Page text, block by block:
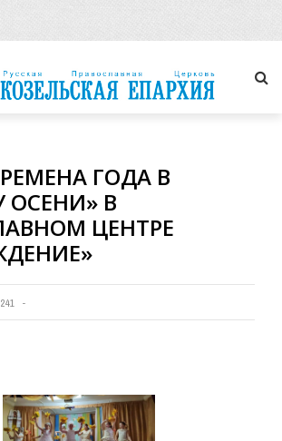
ГОДА В
ОСЕНИ» В
ЦЕНТРЕ
241